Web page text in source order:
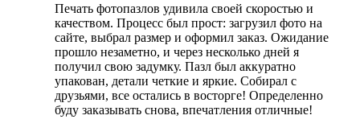
Печать фотопазлов удивила своей скоростью и
качеством. Процесс был прост: загрузил фото на
сайте, выбрал размер и оформил заказ. Ожидание
прошло незаметно, и через несколько дней я
получил свою задумку. Пазл был аккуратно
упакован, детали четкие и яркие. Собирал с
друзьями, все остались в восторге! Определенно
буду заказывать снова, впечатления отличные!